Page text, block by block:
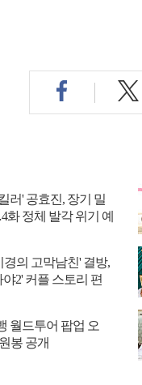
러' 공효진, 장기 밀
정체 발각 위기 예
의 고막남친' 결방,
2' 커플 스토리 편
월드투어 팝업 오
봉 공개